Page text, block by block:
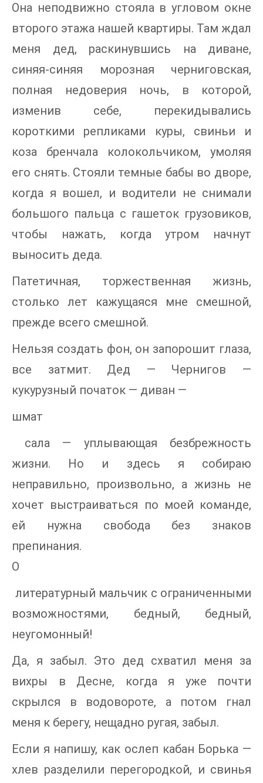
Она неподвижно стояла в угловом окне
второго этажа нашей квартиры. Там ждал
меня дед, раскинувшись на диване,
синяя-синяя морозная черниговская,
полная недоверия ночь, в которой,
изменив себе, перекидывались
короткими репликами куры, свиньи и
коза бренчала колокольчиком, умоляя
его снять. Стояли темные бабы во дворе,
когда я вошел, и водители не снимали
большого пальца с гашеток грузовиков,
чтобы нажать, когда утром начнут
выносить деда.
Патетичная, торжественная жизнь,
столько лет кажущаяся мне смешной,
прежде всего смешной.
Нельзя создать фон, он запорошит глаза,
все затмит. Дед — Чернигов —
кукурузный початок — диван —
шмат
сала — уплывающая безбрежность
жизни. Но и здесь я собираю
неправильно, произвольно, а жизнь не
хочет выстраиваться по моей команде,
ей нужна свобода без знаков
препинания.
О
литературный мальчик с ограниченными
возможностями, бедный, бедный,
неугомонный!
Да, я забыл. Это дед схватил меня за
вихры в Десне, когда я уже почти
скрылся в водовороте, а потом гнал
меня к берегу, нещадно ругая, забыл.
Если я напишу, как ослеп кабан Борька —
хлев разделили перегородкой, и свинья